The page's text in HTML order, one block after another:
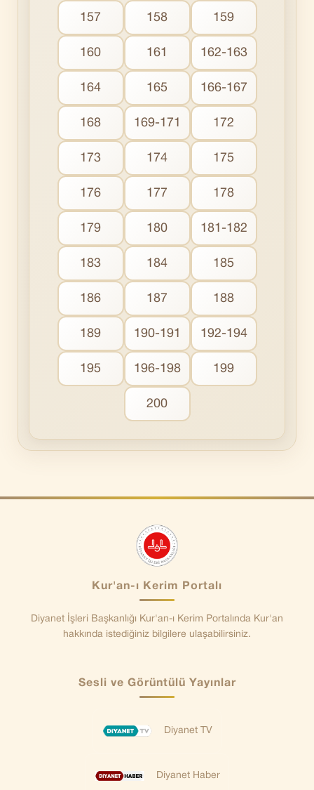
157 158 159
160 161 162-163
164 165 166-167
168 169-171 172
173 174 175
176 177 178
179 180 181-182
183 184 185
186 187 188
189 190-191 192-194
195 196-198 199
200
Kur'an-ı Kerim Portalı
Diyanet İşleri Başkanlığı Kur'an-ı Kerim Portalında Kur'an
hakkında istediğiniz bilgilere ulaşabilirsiniz.
Sesli ve Görüntülü Yayınlar
Diyanet TV
Diyanet Haber